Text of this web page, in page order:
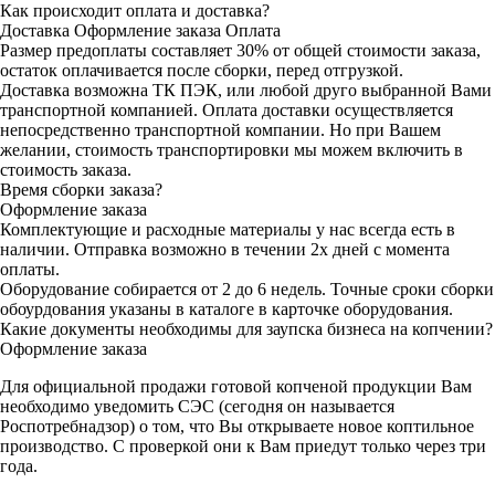
Как происходит оплата и доставка?
Доставка Оформление заказа Оплата
Размер предоплаты составляет 30% от общей стоимости заказа,
остаток оплачивается после сборки, перед отгрузкой.
Доставка возможна ТК ПЭК, или любой друго выбранной Вами
транспортной компанией. Оплата доставки осуществляется
непосредственно транспортной компании. Но при Вашем
желании, стоимость транспортировки мы можем включить в
стоимость заказа.
Время сборки заказа?
Оформление заказа
Комплектующие и расходные материалы у нас всегда есть в
наличии. Отправка возможно в течении 2х дней с момента
оплаты.
Оборудование собирается от 2 до 6 недель. Точные сроки сборки
обоурдования указаны в каталоге в карточке оборудования.
Какие документы необходимы для заупска бизнеса на копчении?
Оформление заказа
Для официальной продажи готовой копченой продукции Вам
необходимо уведомить СЭС (сегодня он называется
Роспотребнадзор) о том, что Вы открываете новое коптильное
производство. С проверкой они к Вам приедут только через три
года.